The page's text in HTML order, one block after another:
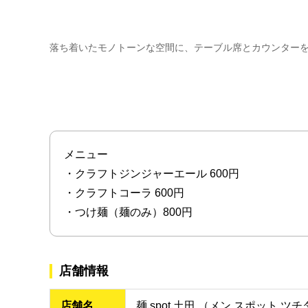
落ち着いたモノトーンな空間に、テーブル席とカウンターを
メニュー
・クラフトジンジャーエール 600円
・クラフトコーラ 600円
・つけ麺（麺のみ）800円
店舗情報
店舗名 麺.spot.土田 （メン スポット ツチ